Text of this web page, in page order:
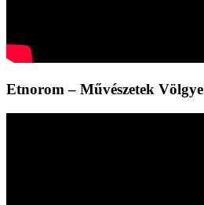
Etnorom – Művészetek Völgye